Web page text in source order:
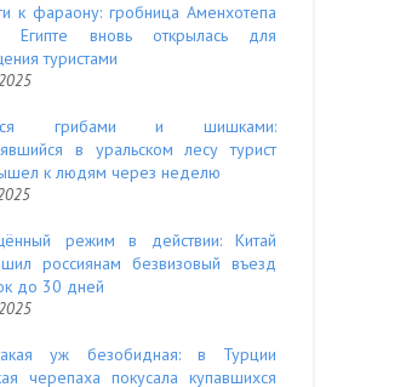
к фараону: гробница Аменхотепа
вновь открылась для
туристами
грибами и шишками:
в уральском лесу турист
к людям через неделю
режим в действии: Китай
россиянам безвизовый въезд
до 30 дней
уж безобидная: в Турции
черепаха покусала купавшихся